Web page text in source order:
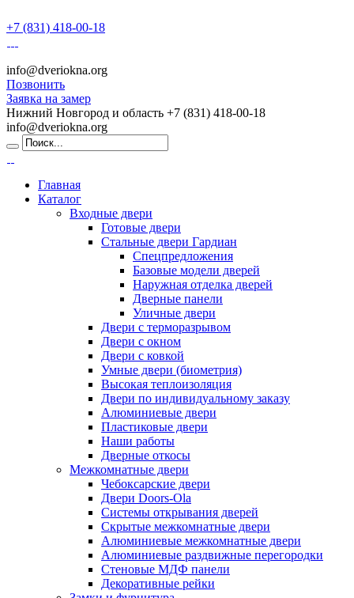
+7 (831) 418-00-18
info@dveriokna.org
Позвонить
Заявка на замер
Нижний Новгород и область +7 (831) 418-00-18
info@dveriokna.org
Главная
Каталог
Входные двери
Готовые двери
Стальные двери Гардиан
Спецпредложения
Базовые модели дверей
Наружная отделка дверей
Дверные панели
Уличные двери
Двери с терморазрывом
Двери с окном
Двери с ковкой
Умные двери (биометрия)
Высокая теплоизоляция
Двери по индивидуальному заказу
Алюминиевые двери
Пластиковые двери
Наши работы
Дверные откосы
Межкомнатные двери
Чебоксарские двери
Двери Doors-Ola
Системы открывания дверей
Скрытые межкомнатные двери
Алюминиевые межкомнатные двери
Алюминиевые раздвижные перегородки
Стеновые МДФ панели
Декоративные рейки